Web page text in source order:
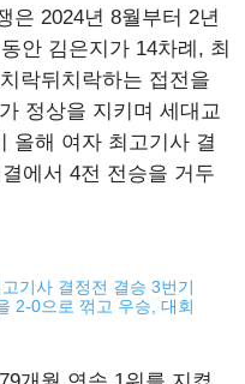
은 2024년 8월부터 2년
안 김은지가 14차례, 최
락뒤치락하는 접전을
정상을 지키며 세대교
올해 여자 최고기사 결
에서 4전 전승을 거두
기사 결정전 결승 3번기
2-0으로 꺾고 우승, 대회